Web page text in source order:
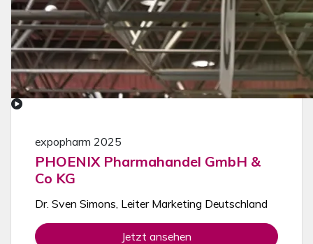
expopharm 2025
PHOENIX Pharmahandel GmbH &
Co KG
Dr. Sven Simons, Leiter Marketing Deutschland
Jetzt ansehen